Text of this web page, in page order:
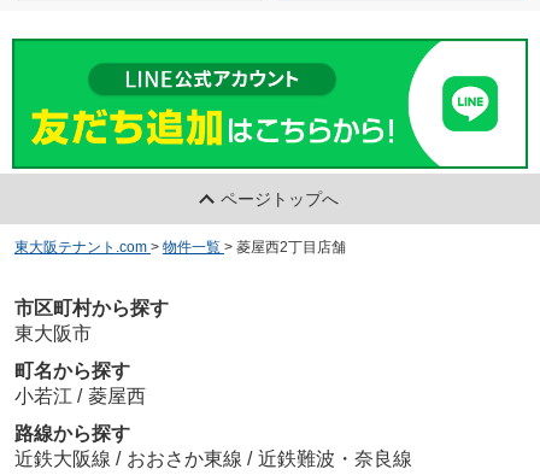
ページトップへ
東大阪テナント.com > 物件一覧 > 菱屋西2丁目店舗
市区町村から探す
東大阪市
町名から探す
小若江 / 菱屋西
路線から探す
近鉄大阪線 / おおさか東線 / 近鉄難波・奈良線